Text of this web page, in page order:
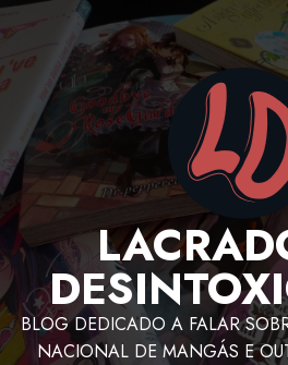
BLOG DEDICADO A FALAR
NACIONAL DE MANGÁS E